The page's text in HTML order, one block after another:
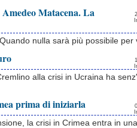
Matacena. La
nulla sarà più possibile per
alla crisi in Ucraina ha
prima di iniziarla
la crisi in Crimea entra in una